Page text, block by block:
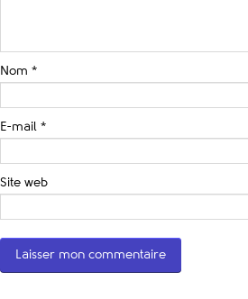
Nom *
E-mail *
Site web